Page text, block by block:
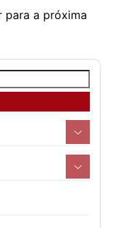
para a próxima